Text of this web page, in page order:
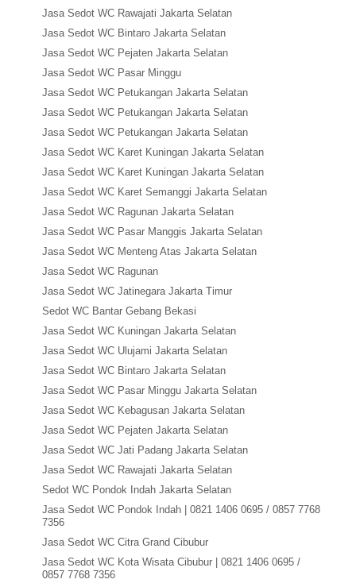
Jasa Sedot WC Rawajati Jakarta Selatan
Jasa Sedot WC Bintaro Jakarta Selatan
Jasa Sedot WC Pejaten Jakarta Selatan
Jasa Sedot WC Pasar Minggu
Jasa Sedot WC Petukangan Jakarta Selatan
Jasa Sedot WC Petukangan Jakarta Selatan
Jasa Sedot WC Petukangan Jakarta Selatan
Jasa Sedot WC Karet Kuningan Jakarta Selatan
Jasa Sedot WC Karet Kuningan Jakarta Selatan
Jasa Sedot WC Karet Semanggi Jakarta Selatan
Jasa Sedot WC Ragunan Jakarta Selatan
Jasa Sedot WC Pasar Manggis Jakarta Selatan
Jasa Sedot WC Menteng Atas Jakarta Selatan
Jasa Sedot WC Ragunan
Jasa Sedot WC Jatinegara Jakarta Timur
Sedot WC Bantar Gebang Bekasi
Jasa Sedot WC Kuningan Jakarta Selatan
Jasa Sedot WC Ulujami Jakarta Selatan
Jasa Sedot WC Bintaro Jakarta Selatan
Jasa Sedot WC Pasar Minggu Jakarta Selatan
Jasa Sedot WC Kebagusan Jakarta Selatan
Jasa Sedot WC Pejaten Jakarta Selatan
Jasa Sedot WC Jati Padang Jakarta Selatan
Jasa Sedot WC Rawajati Jakarta Selatan
Sedot WC Pondok Indah Jakarta Selatan
Jasa Sedot WC Pondok Indah | 0821 1406 0695 / 0857 7768
7356
Jasa Sedot WC Citra Grand Cibubur
Jasa Sedot WC Kota Wisata Cibubur | 0821 1406 0695 /
0857 7768 7356